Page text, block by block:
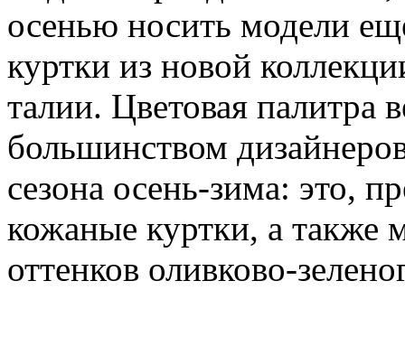
осенью носить модели
куртки из новой
талии. Цветовая палитра
большинством
сезона осень-зима: это,
кожаные куртки, а
оттенков оливково-